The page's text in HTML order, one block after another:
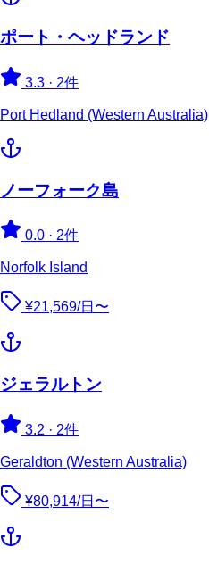
ポート・ヘッドランド
3.3 · 2件
Port Hedland (Western Australia)
ノーフォーク島
0.0 · 2件
Norfolk Island
¥21,569/日〜
ジェラルトン
3.2 · 2件
Geraldton (Western Australia)
¥80,914/日〜